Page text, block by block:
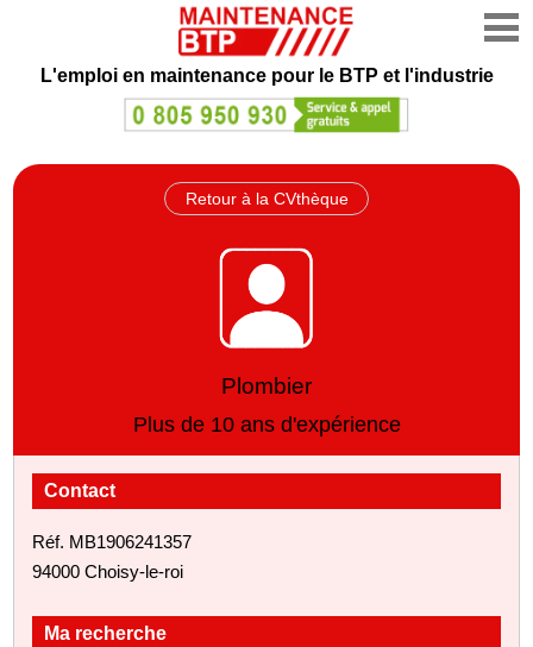
L'emploi en maintenance pour le BTP et l'industrie
Retour à la CVthèque
Plombier
Plus de 10 ans d'expérience
Contact
Réf. MB1906241357
94000 Choisy-le-roi
Ma recherche